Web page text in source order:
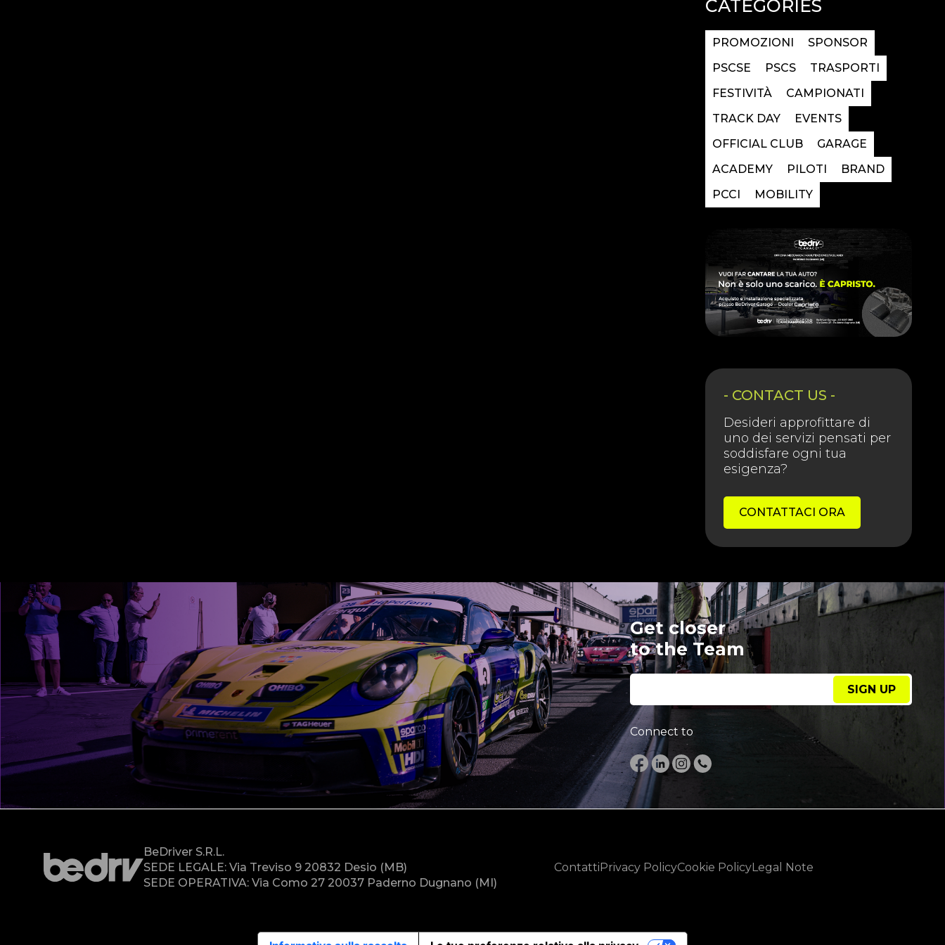
CATEGORIES
PROMOZIONI
SPONSOR
PSCSE
PSCS
TRASPORTI
FESTIVITÀ
CAMPIONATI
TRACK DAY
EVENTS
OFFICIAL CLUB
GARAGE
ACADEMY
PILOTI
BRAND
PCCI
MOBILITY
- CONTACT US -
Desideri approfittare di
uno dei servizi pensati per
soddisfare ogni tua
esigenza?
CONTATTACI ORA
Get closer
to the Team
SIGN UP
Connect to
BeDriver S.r.l.
SEDE LEGALE: Via Treviso 9 20832 Desio (MB)
SEDE OPERATIVA: Via Como 27 20037 Paderno Dugnano (MI)
ContattiPrivacy PolicyCookie PolicyLegal Note